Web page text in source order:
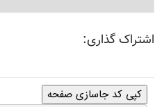
اشتراک گذاری:
کپی کد جاسازی صفحه